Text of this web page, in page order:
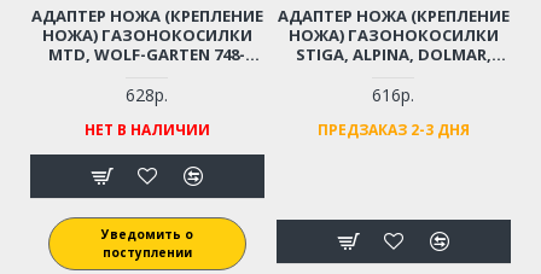
АДАПТЕР НОЖА (КРЕПЛЕНИЕ
НОЖА) ГАЗОНОКОСИЛКИ
MTD, WOLF-GARTEN 748-
628р.
НЕТ В НАЛИЧИИ
Уведомить о
поступлении
АДАПТЕР НОЖА (КРЕПЛЕНИЕ
НОЖА) ГАЗОНОКОСИЛКИ
STIGA, ALPINA, DOLMAR,
HONDA (D-22,5 ММ)
616р.
ПРЕДЗАКАЗ 2-3 ДНЯ